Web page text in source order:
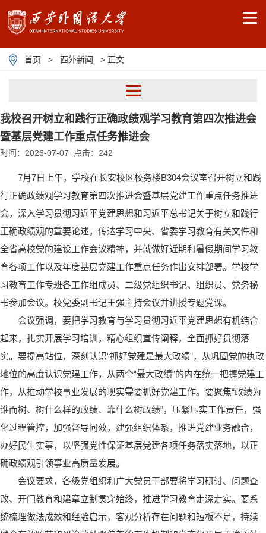
首页 > 西外新闻 > 正文
我校召开树立和践行正确政绩观学习教育第四次推进会
暨基层党建工作重点任务推进会
时间：2026-07-07 点击： 242
7月7日上午，学校在长安校区校务楼B304会议室召开树立和践
行正确政绩观学习教育第四次推进会暨基层党建工作重点任务推进
会，深入学习贯彻习近平党建思想和习近平总书记关于树立和践行
正确政绩观的重要论述，传达学习中央、省委学习教育有关文件和
全省高校党的建设工作会议精神，并就做好近期和暑假期间学习教
育各项工作以及年度基层党建工作重点任务作出安排部署。学校学
习教育工作专班各工作组成员、二级党组织书记、组织员、党务秘
书参加会议。校党委副书记王强主持会议并讲授专题党课。
会议强调，要把学习教育与学习贯彻习近平党建思想有机结合
起来，扎实开展学习培训，精心组织宣传阐释，全面抓好贯彻落
实。要提高站位，深刻认识“抓好党建是最大政绩”，从巩固党的执政
地位的高度认识党建工作，从两个“最大政绩”的内在统一把握党建工
作，从推动学校事业发展的现实需要抓好党建工作。要聚焦“政绩为
谁而树、树什么样的政绩、靠什么树政绩”，压紧压实工作责任，强
化过程管控，加强督导问效，建强组织体系，推进党建业务融合，
办好民生实事，以坚强党性保证基层党建各项任务落实落地，以正
确政绩观引领事业高质量发展。
会议要求，各级党组织和广大党员干部要将学习研讨、问题查
改、开门教育和建章立制贯穿始终，推进学习教育走深走实。要系
统梳理做法成效和经验启示，客观分析存在问题和短板不足，持续